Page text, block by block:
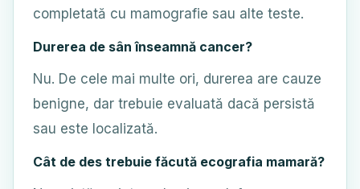
completată cu mamografie sau alte teste.
Durerea de sân înseamnă cancer?
Nu. De cele mai multe ori, durerea are cauze
benigne, dar trebuie evaluată dacă persistă
sau este localizată.
Cât de des trebuie făcută ecografia mamară?